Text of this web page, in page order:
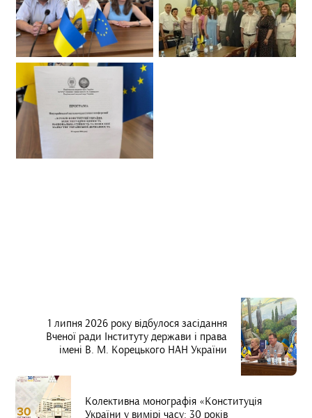
1 липня 2026 року відбулося засідання
Вченої ради Інституту держави і права
імені В. М. Корецького НАН України
Колективна монографія «Конституція
України у вимірі часу: 30 років